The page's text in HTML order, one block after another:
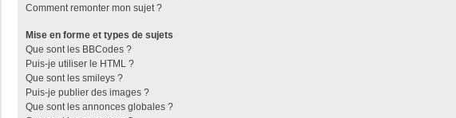
Comment remonter mon sujet ?
Mise en forme et types de sujets
Que sont les BBCodes ?
Puis-je utiliser le HTML ?
Que sont les smileys ?
Puis-je publier des images ?
Que sont les annonces globales ?